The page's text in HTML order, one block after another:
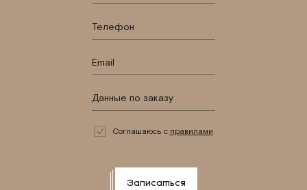
Соглашаюсь с правилами
Записаться